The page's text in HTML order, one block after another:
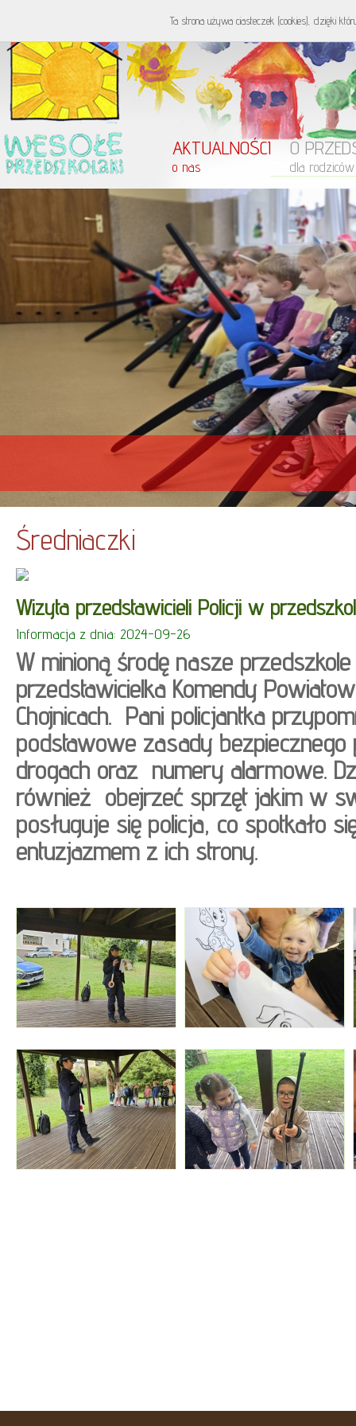
AKTUALNOŚCI
o nas
O
dla rodziców
Średniaczki
Wizyta przedstawicieli Policji w
Informacja z dnia: 2024-09-26
W minioną środę nasze
przedstawicielka Komendy
Chojnicach. Pani policjantka
podstawowe zasady bezpiecznego
drogach oraz numery alarmowe.
również obejrzeć sprzęt jakim w
posługuje się policja, co spotkało
entuzjazmem z ich strony.
Ta strona używa ciasteczek (cookies), dzięki